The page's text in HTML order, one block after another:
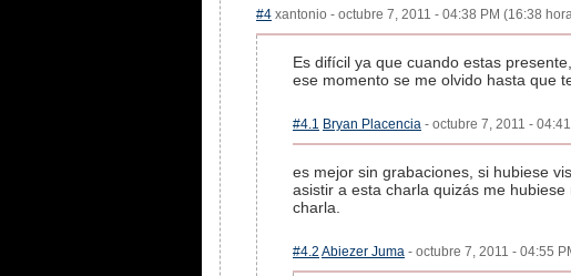
#4 xantonio - octubre 7, 2011 - 04:38 PM (16:38
Es difícil ya que cuando estas
ese momento se me olvido hasta que
#4.1 Bryan Placencia - octubre 7, 2011 -
es mejor sin grabaciones, si hubiese
asistir a esta charla quizás me
charla.
#4.2 Abiezer Juma - octubre 7, 2011 - 04:55